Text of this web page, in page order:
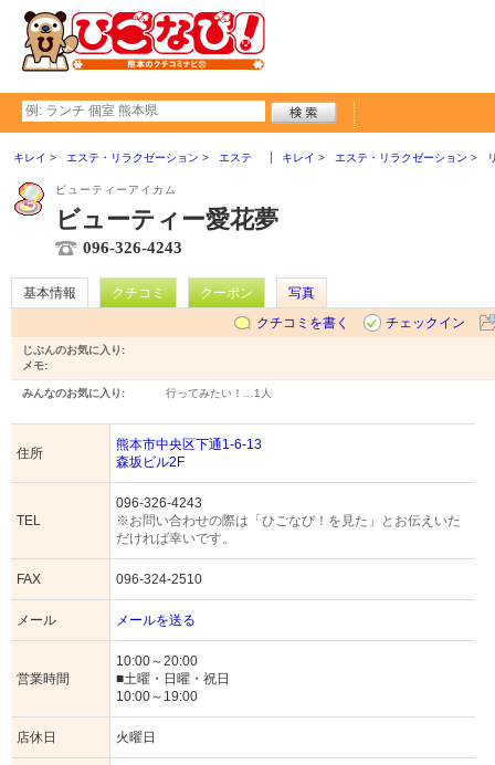
キレイ エステ・リラクゼーション エステ キレイ エステ・リラクゼーション
ビューティーアイカム
ビューティー愛花夢
096-326-4243
基本情報 クチコミ クーポン
写真
クチコミを書く
チェックイン
じぶんのお気に入り:
メモ:
みんなのお気に入り: 行ってみたい！… 1人
住所
熊本市中央区下通1-6-13
森坂ビル2F
TEL
096-326-4243
※お問い合わせの際は「ひごなび！を見た」とお伝えいた
だければ幸いです。
FAX 096-324-2510
メール メールを送る
営業時間
10:00～20:00
■土曜・日曜・祝日
10:00～19:00
店休日 火曜日